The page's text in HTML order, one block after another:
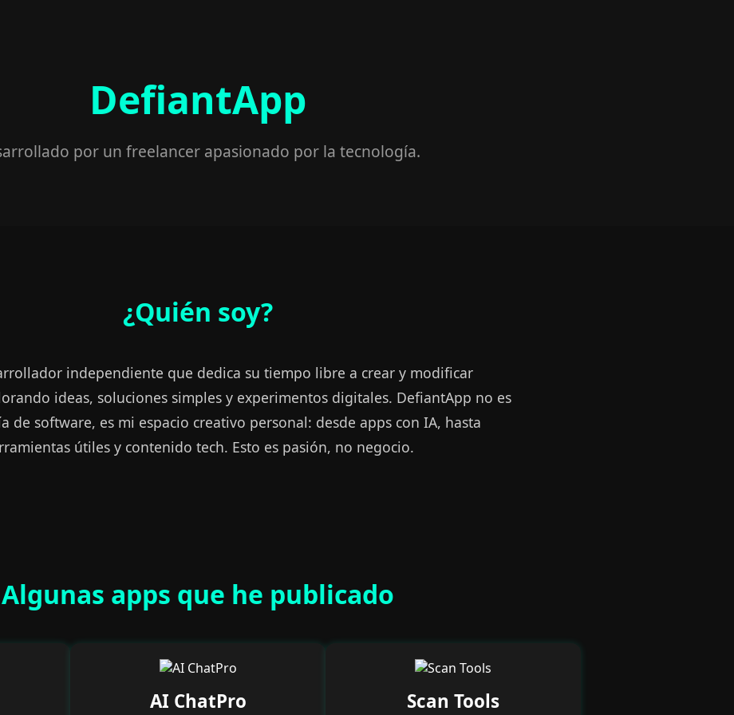
DefiantApp
por un freelancer apasionado por la tecnología.
¿Quién soy?
independiente que dedica su tiempo libre a crear y modificar
ideas, soluciones simples y experimentos digitales. DefiantApp no es
de software, es mi espacio creativo personal: desde apps con IA, hasta
útiles y contenido tech. Esto es pasión, no negocio.
Algunas apps que he publicado
AI ChatPro Scan Tools